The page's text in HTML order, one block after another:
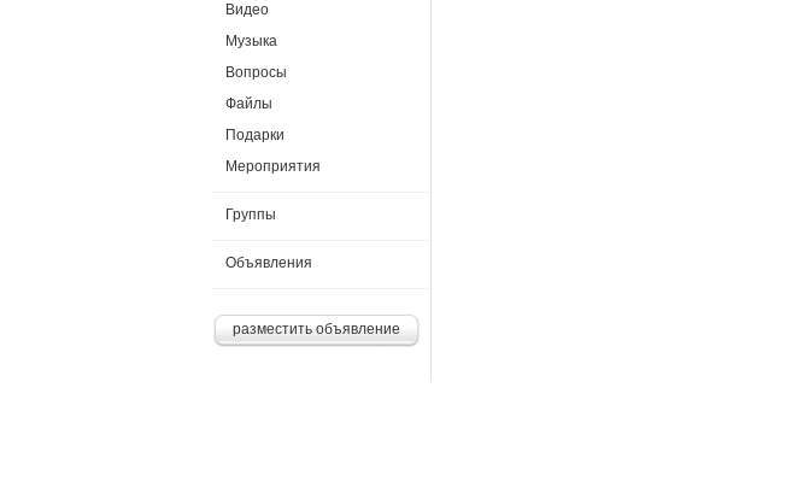
Видео
Музыка
Вопросы
Файлы
Подарки
Мероприятия
Группы
Объявления
разместить объявление